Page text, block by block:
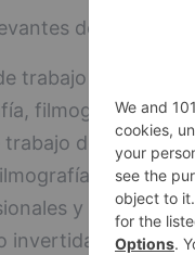
de esta
trabajo de campo
filmografía, etc.)
trabajo de campo y
etc.) y
y
invertidas.